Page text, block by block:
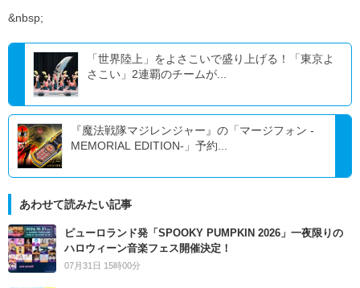
&nbsp;
「世界陸上」をよさこいで盛り上げる！「東京よ
さこい」2連覇のチームが...
『魔法戦隊マジレンジャー』の「マージフォン -
MEMORIAL EDITION-」予約...
あわせて読みたい記事
ピューロランド発「SPOOKY PUMPKIN 2026」一夜限りの
ハロウィーン音楽フェス開催決定！
07月31日 15時00分